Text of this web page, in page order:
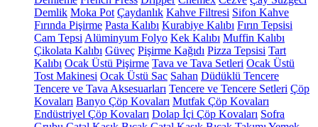
Demlik Moka Pot Çaydanlık Kahve Filtresi Sifon Kahve
Fırında Pişirme Pasta Kalıbı Kurabiye Kalıbı Fırın Tepsisi
Cam Tepsi Alüminyum Folyo Kek Kalıbı Muffin Kalıbı
Çikolata Kalıbı Güveç Pişirme Kağıdı Pizza Tepsisi Tart
Kalıbı Ocak Üstü Pişirme Tava ve Tava Setleri Ocak Üstü
Tost Makinesi Ocak Üstü Sac Sahan Düdüklü Tencere
Tencere ve Tava Aksesuarları Tencere ve Tencere Setleri Çöp
Kovaları Banyo Çöp Kovaları Mutfak Çöp Kovaları
Endüstriyel Çöp Kovaları Dolap İçi Çöp Kovaları Sofra